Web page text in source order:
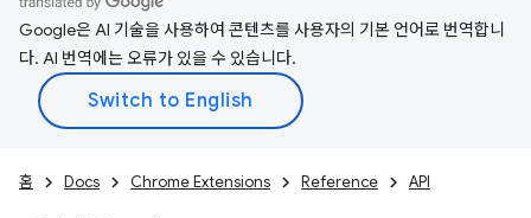
Google은 AI 기술을 사용하여 콘텐츠를 사용자의 기본 언어로 번역합니
다. AI 번역에는 오류가 있을 수 있습니다.
홈 Docs Chrome Extensions Reference API